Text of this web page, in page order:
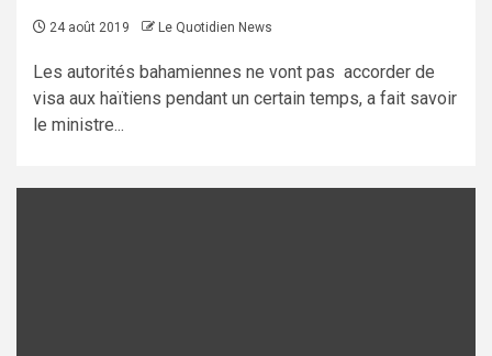
24 août 2019 Le Quotidien News
Les autorités bahamiennes ne vont pas accorder de
visa aux haïtiens pendant un certain temps, a fait savoir
le ministre...